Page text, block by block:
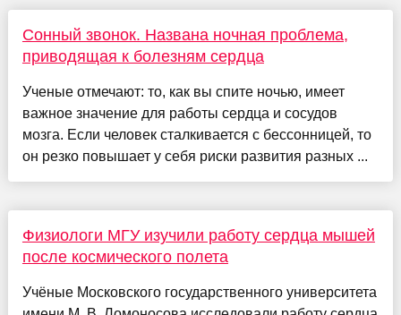
Сонный звонок. Названа ночная проблема,
приводящая к болезням сердца
Ученые отмечают: то, как вы спите ночью, имеет
важное значение для работы сердца и сосудов
мозга. Если человек сталкивается с бессонницей, то
он резко повышает у себя риски развития разных ...
Физиологи МГУ изучили работу сердца мышей
после космического полета
Учёные Московского государственного университета